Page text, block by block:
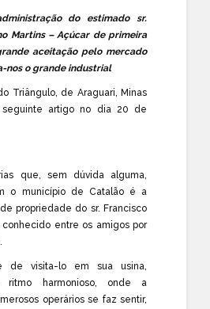
do estimado sr.
Martins – Açúcar de primeira
aceitação pelo mercado
nos o grande industrial
Triângulo, de Araguari, Minas
seguinte artigo no dia 20 de
que, sem dúvida alguma,
o município de Catalão é a
de propriedade do sr. Francisco
conhecido entre os amigos por
de visita-lo em sua usina,
ritmo harmonioso, onde a
operários se faz sentir,